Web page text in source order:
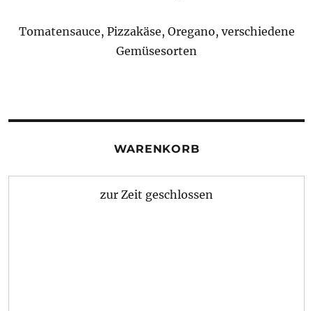
Tomatensauce, Pizzakäse, Oregano, verschiedene
Gemüsesorten
WARENKORB
zur Zeit geschlossen